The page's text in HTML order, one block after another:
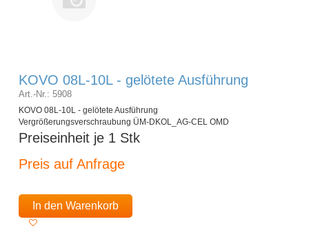
KOVO 08L-10L - gelötete Ausführung
Art.-Nr.: 5908
KOVO 08L-10L - gelötete Ausführung
Vergrößerungsverschraubung ÜM-DKOL_AG-CEL OMD
Preiseinheit je 1 Stk
Preis auf Anfrage
In den Warenkorb